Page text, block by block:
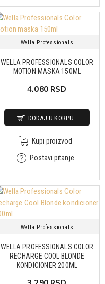
Wella Professionals
WELLA PROFESSIONALS COLOR
MOTION MASKA 150ML
4.080 RSD
DODAJ U KORPU
Kupi proizvod
Postavi pitanje
Wella Professionals
WELLA PROFESSIONALS COLOR
RECHARGE COOL BLONDE
KONDICIONER 200ML